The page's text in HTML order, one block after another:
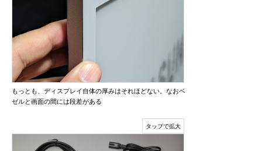
もっとも、ディスプレイ自体の厚みはそれほどない。なおベ
ゼルと画面の間には段差がある